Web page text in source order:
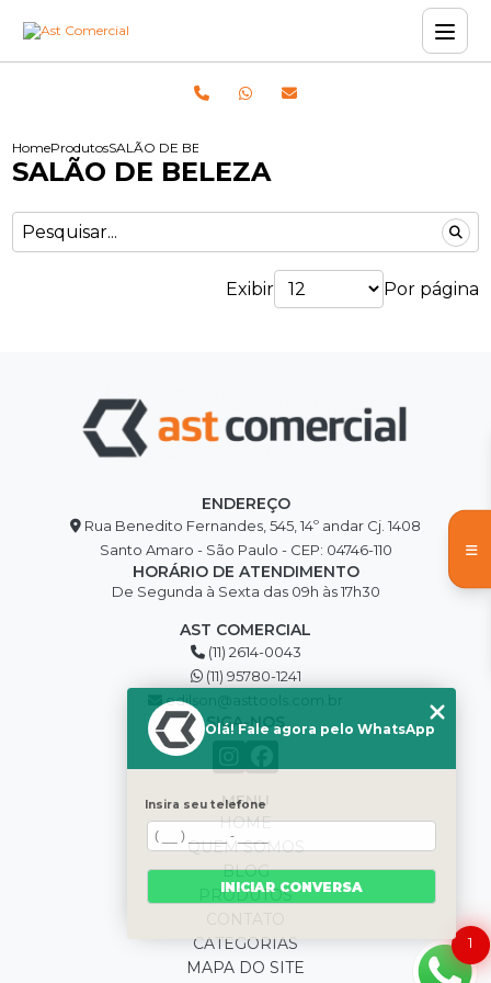
HomeProdutosSALÃO DE BELEZA
SALÃO DE BELEZA
Exibir Por página
ENDEREÇO
Rua Benedito Fernandes, 545, 14º andar Cj. 1408
Santo Amaro - São Paulo - CEP: 04746-110
HORÁRIO DE ATENDIMENTO
De Segunda à Sexta das 09h às 17h30
AST COMERCIAL
(11) 2614-0043
(11) 95780-1241
edilson@asttools.com.br
SIGA-NOS
MENU
HOME
QUEM SOMOS
BLOG
PRODUTOS
CATEGORIAS
MAPA DO SITE
1
Olá! Fale agora pelo WhatsApp
Insira seu telefone
INICIAR CONVERSA